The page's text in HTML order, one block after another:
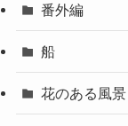
番外編
船
花のある風景